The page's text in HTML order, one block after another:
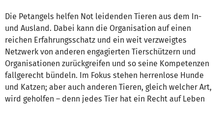
Die Petangels helfen Not leidenden Tieren aus dem In-
und Ausland. Dabei kann die Organisation auf einen
reichen Erfahrungsschatz und ein weit verzweigtes
Netzwerk von anderen engagierten Tierschützern und
Organisationen zurückgreifen und so seine Kompetenzen
fallgerecht bündeln. Im Fokus stehen herrenlose Hunde
und Katzen; aber auch anderen Tieren, gleich welcher Art,
wird geholfen – denn jedes Tier hat ein Recht auf Leben